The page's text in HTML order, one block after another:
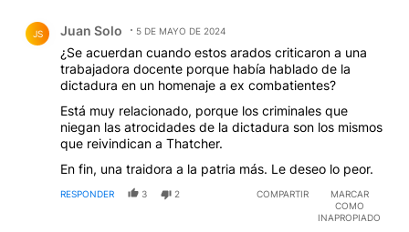
SUPERFICIAL DE TEMAS TAN IMPORTANTES
MUESTRA IGNORANCIA SUPINA ¡¡PONETE A LEER
UN POCO QUERIDA!!
JS Juan Solo 5 DE MAYO DE 2024
¿Se acuerdan cuando estos arados criticaron a una
trabajadora docente porque había hablado de la
dictadura en un homenaje a ex combatientes?
Está muy relacionado, porque los criminales que
niegan las atrocidades de la dictadura son los mismos
que reivindican a Thatcher.
En fin, una traidora a la patria más. Le deseo lo peor.
RESPONDER 3 2 COMPARTIR
MARCAR
COMO
INAPROPIADO